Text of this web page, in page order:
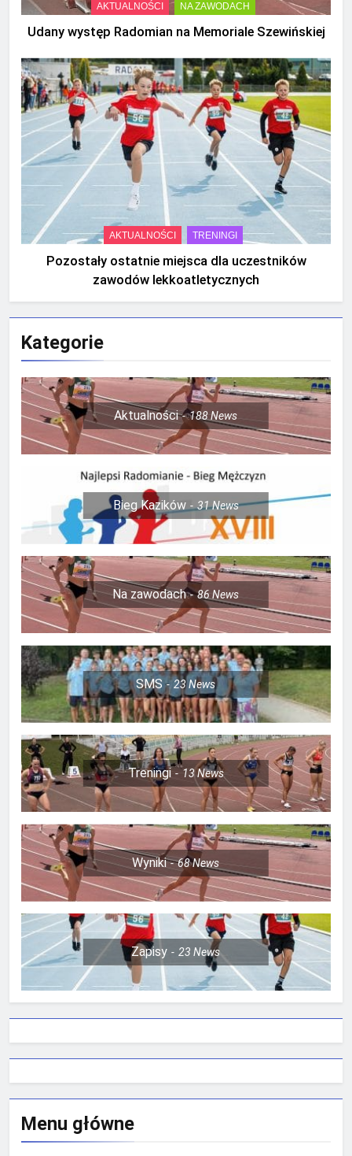
AKTUALNOŚCI NA ZAWODACH
Udany występ Radomian na Memoriale Szewińskiej
AKTUALNOŚCI TRENINGI
Pozostały ostatnie miejsca dla uczestników
zawodów lekkoatletycznych
Kategorie
Aktualności 188News
Bieg Kazików 31News
Na zawodach 86News
SMS 23News
Treningi 13News
Wyniki 68News
Zapisy 23News
Menu główne